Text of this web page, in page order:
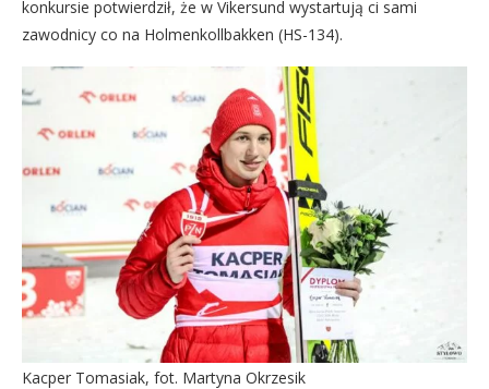
konkursie potwierdził, że w Vikersund wystartują ci sami
zawodnicy co na Holmenkollbakken (HS-134).
Kacper Tomasiak, fot. Martyna Okrzesik